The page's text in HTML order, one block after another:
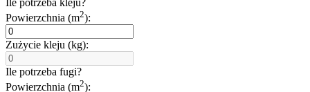
Ile potrzeba kleju?
Powierzchnia (m2):
Zużycie kleju (kg):
Ile potrzeba fugi?
Powierzchnia (m2):